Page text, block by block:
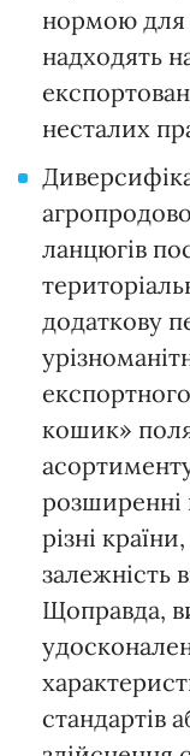
нормою для
надходять
несталих
ланцюгів
додаткову
кошик»
розширенні
різні
залежність
Щоправда,
стандартів